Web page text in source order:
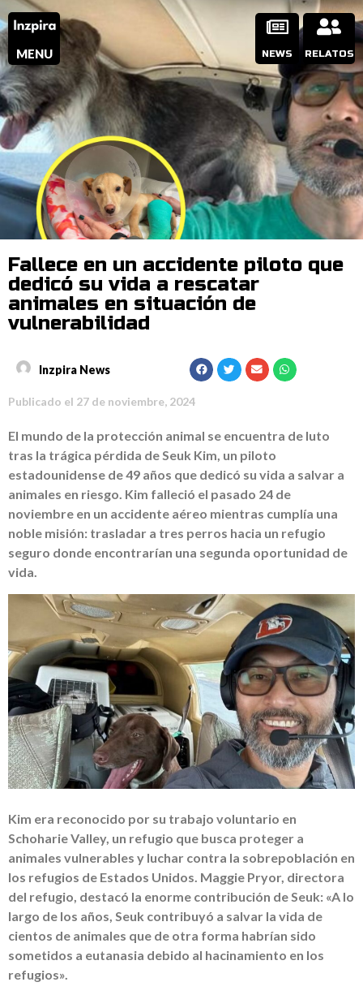
MENU NEWS RELATOS
Fallece en un accidente piloto que
dedicó su vida a rescatar
animales en situación de
vulnerabilidad
Inzpira News
Publicado el 27 de noviembre, 2024
El mundo de la protección animal se encuentra de luto
tras la trágica pérdida de Seuk Kim, un piloto
estadounidense de 49 años que dedicó su vida a salvar a
animales en riesgo. Kim falleció el pasado 24 de
noviembre en un accidente aéreo mientras cumplía una
noble misión: trasladar a tres perros hacia un refugio
seguro donde encontrarían una segunda oportunidad de
vida.
Kim era reconocido por su trabajo voluntario en
Schoharie Valley, un refugio que busca proteger a
animales vulnerables y luchar contra la sobrepoblación en
los refugios de Estados Unidos. Maggie Pryor, directora
del refugio, destacó la enorme contribución de Seuk: «A lo
largo de los años, Seuk contribuyó a salvar la vida de
cientos de animales que de otra forma habrían sido
sometidos a eutanasia debido al hacinamiento en los
refugios».